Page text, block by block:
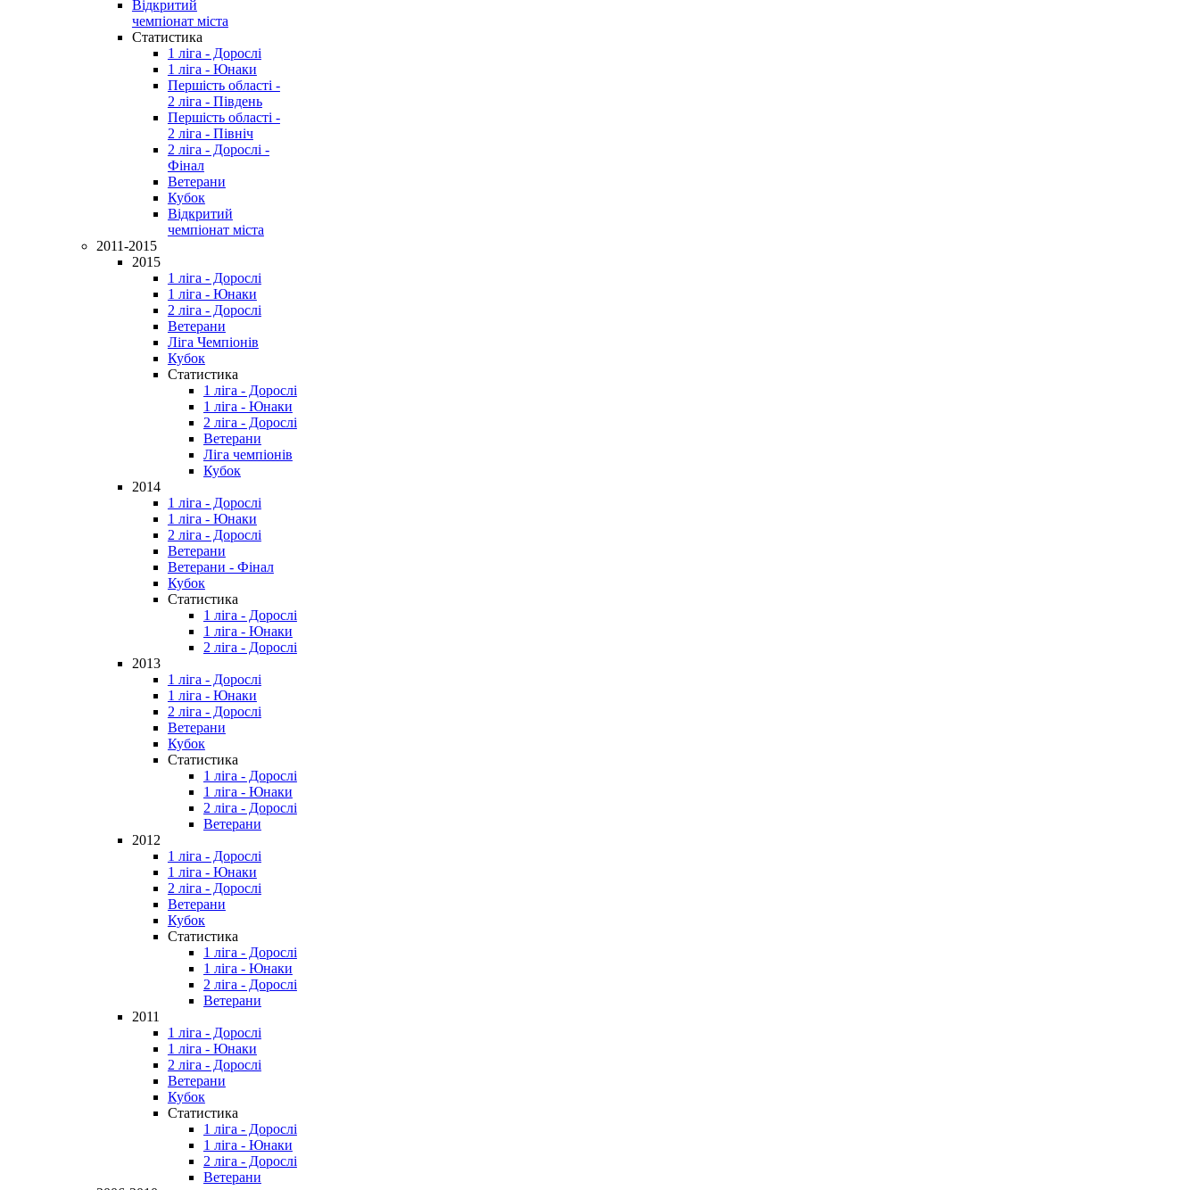
Відкритий
чемпіонат міста
Статистика
1 ліга - Дорослі
1 ліга - Юнаки
Першість області -
2 ліга - Південь
Першість області -
2 ліга - Північ
2 ліга - Дорослі -
Фінал
Ветерани
Кубок
Відкритий
чемпіонат міста
2011-2015
2015
1 ліга - Дорослі
1 ліга - Юнаки
2 ліга - Дорослі
Ветерани
Ліга Чемпіонів
Кубок
Статистика
1 ліга - Дорослі
1 ліга - Юнаки
2 ліга - Дорослі
Ветерани
Ліга чемпіонів
Кубок
2014
1 ліга - Дорослі
1 ліга - Юнаки
2 ліга - Дорослі
Ветерани
Ветерани - Фінал
Кубок
Статистика
1 ліга - Дорослі
1 ліга - Юнаки
2 ліга - Дорослі
2013
1 ліга - Дорослі
1 ліга - Юнаки
2 ліга - Дорослі
Ветерани
Кубок
Статистика
1 ліга - Дорослі
1 ліга - Юнаки
2 ліга - Дорослі
Ветерани
2012
1 ліга - Дорослі
1 ліга - Юнаки
2 ліга - Дорослі
Ветерани
Кубок
Статистика
1 ліга - Дорослі
1 ліга - Юнаки
2 ліга - Дорослі
Ветерани
2011
1 ліга - Дорослі
1 ліга - Юнаки
2 ліга - Дорослі
Ветерани
Кубок
Статистика
1 ліга - Дорослі
1 ліга - Юнаки
2 ліга - Дорослі
Ветерани